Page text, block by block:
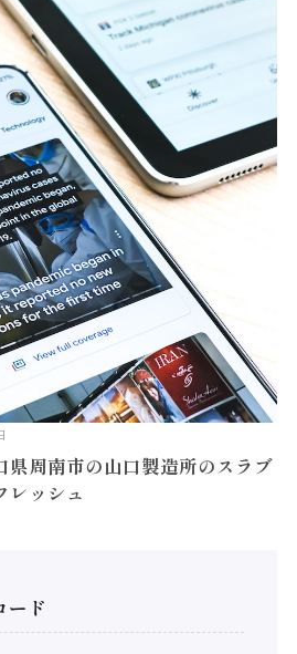
県周南市の山口製造所のスラブ
レッシュ
ード